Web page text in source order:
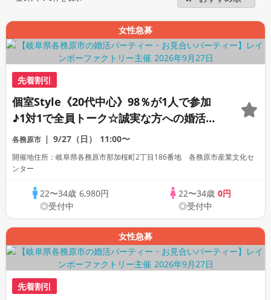
女性急募
先着割引
個室Style《20代中心》98％が1人で参加
♪1対1で全員トーク☆誠実な方への婚活パ
ーティー
各務原市 9/27（日） 11:00〜
開催地住所：岐阜県各務原市那加桜町2丁目186番地 各務原市産業文化セ
ンター
22〜34歳 6,980円
◎受付中
22〜34歳 0円
◎受付中
女性急募
先着割引